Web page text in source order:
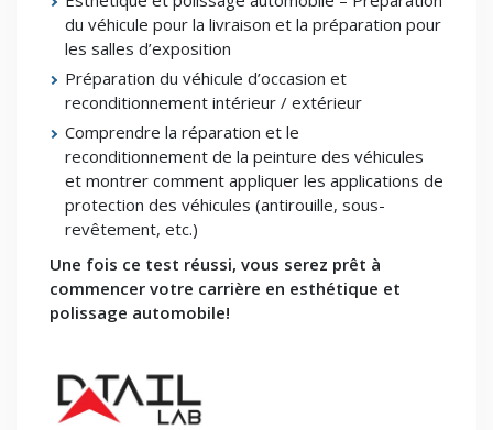
du véhicule pour la livraison et la préparation pour
les salles d’exposition
Préparation du véhicule d’occasion et
reconditionnement intérieur / extérieur
Comprendre la réparation et le
reconditionnement de la peinture des véhicules
et montrer comment appliquer les applications de
protection des véhicules (antirouille, sous-
revêtement, etc.)
Une fois ce test réussi, vous serez prêt à
commencer votre carrière en esthétique et
polissage automobile!